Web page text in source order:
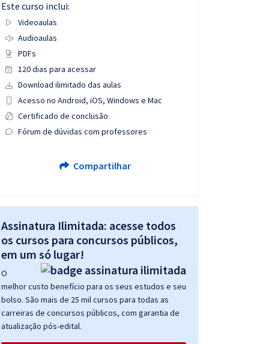
Este curso inclui:
Videoaulas
Audioaulas
PDFs
120 dias para acessar
Download ilimitado das aulas
Acesso no Android, iOS, Windows e Mac
Certificado de conclusão
Fórum de dúvidas com professores
Compartilhar
Assinatura Ilimitada: acesse todos
os cursos para concursos públicos,
em um só lugar!
O
melhor custo benefício para os seus estudos e seu
bolso. São mais de 25 mil cursos para todas as
carreiras de concursos públicos, com garantia de
atualização pós-edital.